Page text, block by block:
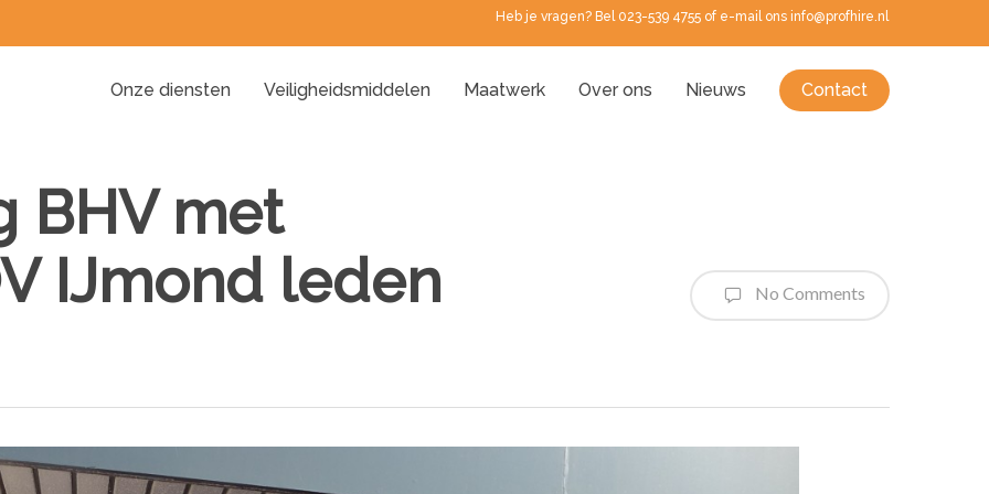
Heb je vragen? Bel 023-539 4755 of e-mail ons info@profhire.nl
Onze diensten Veiligheidsmiddelen Maatwerk Over ons Nieuws Contact
BHV met
IJmond leden
No Comments